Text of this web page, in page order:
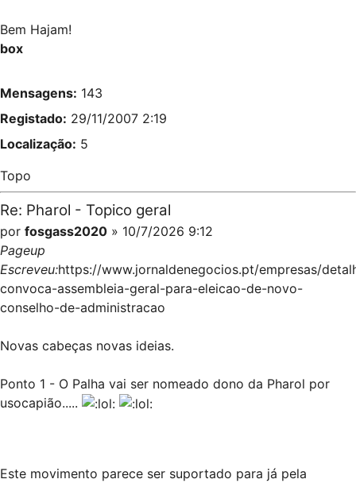
Bem Hajam!
box
Mensagens: 143
Registado: 29/11/2007 2:19
Localização: 5
Topo
Re: Pharol - Topico geral
por fosgass2020 » 10/7/2026 9:12
Pageup
Escreveu:https://www.jornaldenegocios.pt/empresas/
convoca-assembleia-geral-para-eleicao-de-novo-
conselho-de-administracao
Novas cabeças novas ideias.
Ponto 1 - O Palha vai ser nomeado dono da Pharol por
usocapião.....
Este movimento parece ser suportado para já pela